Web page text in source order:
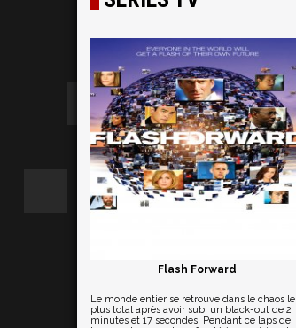
Flash Forward
Le monde entier se retrouve dans le chaos le
plus total après avoir subi un black-out de 2
minutes et 17 secondes. Pendant ce laps de